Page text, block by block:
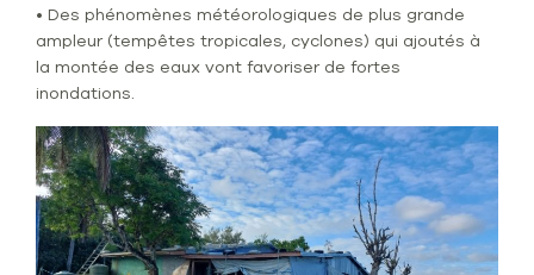
• Des phénomènes météorologiques de plus grande
ampleur (tempêtes tropicales, cyclones) qui ajoutés à
la montée des eaux vont favoriser de fortes
inondations.